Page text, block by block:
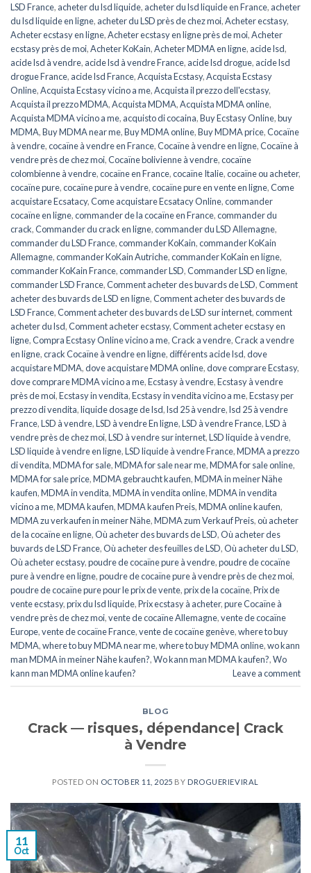
LSD France, acheter du lsd liquide, acheter du lsd liquide en France, acheter
du lsd liquide en ligne, acheter du LSD près de chez moi,Acheter ecstasy,
Acheter ecstasy en ligne,Acheter ecstasy en ligne près de moi,Acheter
ecstasy près de moi,Acheter KoKain,Acheter MDMA en ligne, acide lsd,
acide lsd à vendre, acide lsd à vendre France, acide lsd drogue, acide lsd
drogue France, acide lsd France,Acquista Ecstasy,Acquista Ecstasy
Online,Acquista Ecstasy vicino a me,Acquista il prezzo dell'ecstasy,
Acquista il prezzo MDMA,Acquista MDMA,Acquista MDMA online,
Acquista MDMA vicino a me, acquisto di cocaina,Buy Ecstasy Online,buy
MDMA,Buy MDMA near me,Buy MDMA online,Buy MDMA price,Cocaïne
à vendre,cocaïne à vendre en France,Cocaïne à vendre en ligne,Cocaïne à
vendre près de chez moi,Cocaïne bolivienne à vendre,cocaïne
colombienne à vendre,cocaïne en France,cocaïne Italie,cocaïne ou acheter,
cocaïne pure,cocaïne pure à vendre,cocaïne pure en vente en ligne,Come
acquistare Ecsatacy,Come acquistare Ecsatacy Online,commander
cocaïne en ligne,commander de la cocaïne en France,commander du
crack,Commander du crack en ligne,commander du LSD Allemagne,
commander du LSD France,commander KoKain,commander KoKain
Allemagne,commander KoKain Autriche,commander KoKain en ligne,
commander KoKain France,commander LSD,Commander LSD en ligne,
commander LSD France,Comment acheter des buvards de LSD,Comment
acheter des buvards de LSD en ligne,Comment acheter des buvards de
LSD France,Comment acheter des buvards de LSD sur internet,comment
acheter du lsd,Comment acheter ecstasy,Comment acheter ecstasy en
ligne,Compra Ecstasy Online vicino a me,Crack a vendre,Crack a vendre
en ligne,crack Cocaïne à vendre en ligne,différents acide lsd,dove
acquistare MDMA,dove acquistare MDMA online,dove comprare Ecstasy,
dove comprare MDMA vicino a me,Ecstasy à vendre,Ecstasy à vendre
près de moi,Ecstasy in vendita,Ecstasy in vendita vicino a me,Ecstasy per
prezzo di vendita,liquide dosage de lsd,lsd 25 à vendre,lsd 25 à vendre
France,LSD à vendre,LSD à vendre En ligne,LSD à vendre France,LSD à
vendre près de chez moi,LSD à vendre sur internet,LSD liquide à vendre,
LSD liquide à vendre en ligne,LSD liquide à vendre France,MDMA a prezzo
di vendita,MDMA for sale,MDMA for sale near me,MDMA for sale online,
MDMA for sale price,MDMA gebraucht kaufen,MDMA in meiner Nähe
kaufen,MDMA in vendita,MDMA in vendita online,MDMA in vendita
vicino a me,MDMA kaufen,MDMA kaufen Preis,MDMA online kaufen,
MDMA zu verkaufen in meiner Nähe,MDMA zum Verkauf Preis,où acheter
de la cocaïne en ligne,Où acheter des buvards de LSD,Où acheter des
buvards de LSD France,Où acheter des feuilles de LSD,Où acheter du LSD,
Où acheter ecstasy,poudre de cocaïne pure à vendre,poudre de cocaïne
pure à vendre en ligne,poudre de cocaïne pure à vendre près de chez moi,
poudre de cocaïne pure pour le prix de vente,prix de la cocaïne,Prix de
vente ecstasy,prix du lsd liquide,Prix ecstasy à acheter,pure Cocaïne à
vendre près de chez moi,vente de cocaïne Allemagne,vente de cocaïne
Europe,vente de cocaïne France,vente de cocaïne genève,where to buy
MDMA,where to buy MDMA near me,where to buy MDMA online,wo kann
man MDMA in meiner Nähe kaufen?,Wo kann man MDMA kaufen?,Wo
kann man MDMA online kaufen?
Leave a comment
BLOG
Crack — risques, dépendance| Crack
à Vendre
POSTED ON OCTOBER 11, 2025 BY DROGUERIEVIRAL
11
Oct